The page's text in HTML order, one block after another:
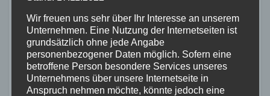
Wir freuen uns sehr über Ihr Interesse an unserem
Unternehmen. Eine Nutzung der Internetseiten ist
grundsätzlich ohne jede Angabe
personenbezogener Daten möglich. Sofern eine
betroffene Person besondere Services unseres
Unternehmens über unsere Internetseite in
Anspruch nehmen möchte, könnte jedoch eine